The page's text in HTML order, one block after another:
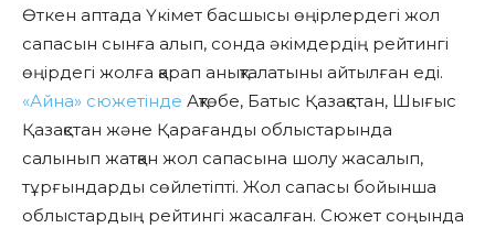
Өткен аптада Үкімет басшысы өңірлердегі жол
сапасын сынға алып, сонда әкімдердің рейтингі
өңірдегі жолға қарап анықталатыны айтылған еді.
«Айна» сюжетінде Ақтөбе, Батыс Қазақстан, Шығыс
Қазақстан және Қарағанды облыстарында
салынып жатқан жол сапасына шолу жасалып,
тұрғындарды сөйлетіпті. Жол сапасы бойынша
облыстардың рейтингі жасалған. Сюжет соңында